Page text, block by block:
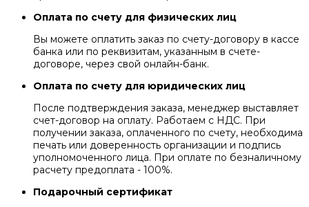
Оплата по счету для физических лиц
Вы можете оплатить заказ по счету-договору в кассе
банка или по реквизитам, указанным в счете-
договоре, через свой онлайн-банк.
Оплата по счету для юридических лиц
После подтверждения заказа, менеджер выставляет
счет-договор на оплату. Работаем с НДС. При
получении заказа, оплаченного по счету, необходима
печать или доверенность организации и подпись
уполномоченного лица. При оплате по безналичному
расчету предоплата - 100%.
Подарочный сертификат